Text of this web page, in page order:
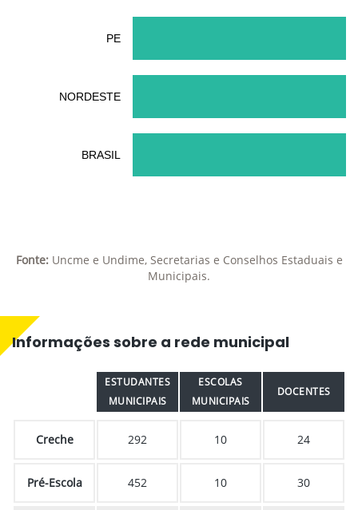
PE
NORDESTE
BRASIL
Fonte:Uncme e Undime, Secretarias e Conselhos Estaduais e
Municipais.
Informações sobre a rede municipal
ESTUDANTES
MUNICIPAIS
ESCOLAS
MUNICIPAIS
DOCENTES
Creche 292 10 24
Pré-Escola 452 10 30